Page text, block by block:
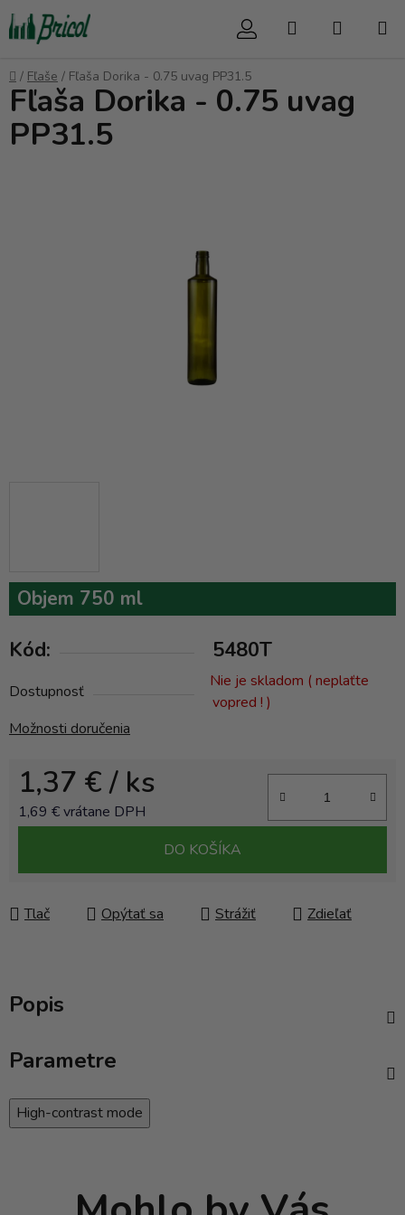
Prejsť
na
obsah
Hľadať
Domov
/ Fľaše / Fľaša Dorika - 0.75 uvag PP31.5
Objem 750 ml
Kód: 5480T
Dostupnosť
Nie je skladom ( neplaťte
vopred ! )
Možnosti doručenia
1,37 €/ ks
1,69 € vrátane DPH
DO KOŠÍKA
Tlač Opýtať sa Strážiť Zdieľať
Fľaša Dorika - 0.75 uvag
PP31.5
Popis
Parametre
High-contrast mode